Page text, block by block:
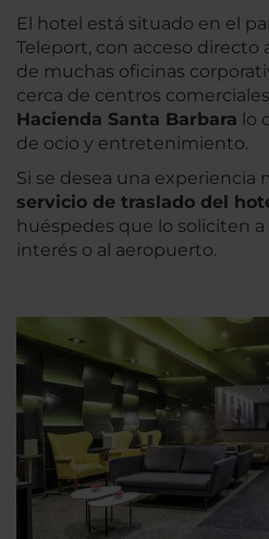
El hotel está situado en el
Teleport, con acceso directo
de muchas oficinas
cerca de centros
Hacienda Santa Barbara lo
de ocio y entretenimiento.
Si se desea una experiencia
servicio de traslado del
huéspedes que lo soliciten
interés o al aeropuerto.